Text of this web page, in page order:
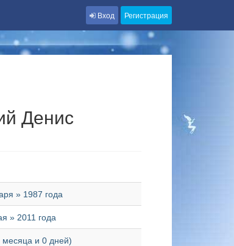
Вход Регистрация
Денис
» 1987 года
» 2011 года
месяца и 0 дней)